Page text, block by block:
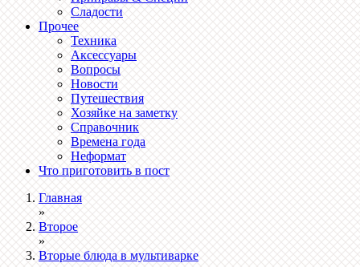
Сладости
Прочее
Техника
Аксессуары
Вопросы
Новости
Путешествия
Хозяйке на заметку
Справочник
Времена года
Неформат
Что приготовить в пост
Главная
»
Второе
»
Вторые блюда в мультиварке